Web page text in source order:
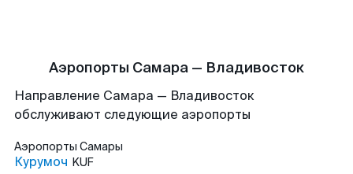
Аэропорты Самара — Владивосток
Направление Самара — Владивосток
обслуживают следующие аэропорты
Аэропорты Самары
Курумоч KUF